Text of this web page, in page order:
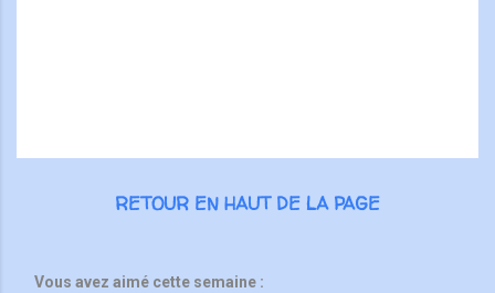
RETOUR EN HAUT DE LA PAGE
Vous avez aimé cette semaine :